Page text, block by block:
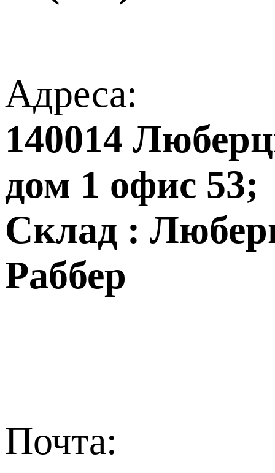
Адреса:
140014
дом 1 офис 53;
Склад :
Раббер
Почта: